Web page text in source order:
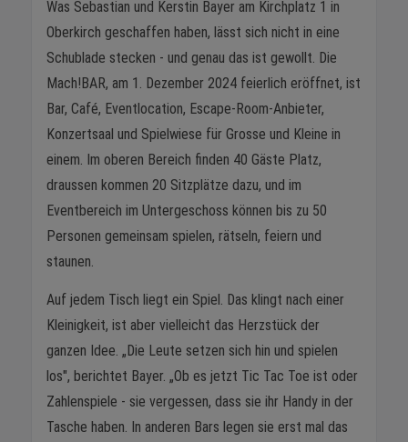
Was Sebastian und Kerstin Bayer am Kirchplatz 1 in
Oberkirch geschaffen haben, lässt sich nicht in eine
Schublade stecken - und genau das ist gewollt. Die
Mach!BAR, am 1. Dezember 2024 feierlich eröffnet, ist
Bar, Café, Eventlocation, Escape-Room-Anbieter,
Konzertsaal und Spielwiese für Grosse und Kleine in
einem. Im oberen Bereich finden 40 Gäste Platz,
draussen kommen 20 Sitzplätze dazu, und im
Eventbereich im Untergeschoss können bis zu 50
Personen gemeinsam spielen, rätseln, feiern und
staunen.
Auf jedem Tisch liegt ein Spiel. Das klingt nach einer
Kleinigkeit, ist aber vielleicht das Herzstück der
ganzen Idee. „Die Leute setzen sich hin und spielen
los", berichtet Bayer. „Ob es jetzt Tic Tac Toe ist oder
Zahlenspiele - sie vergessen, dass sie ihr Handy in der
Tasche haben. In anderen Bars legen sie erst mal das